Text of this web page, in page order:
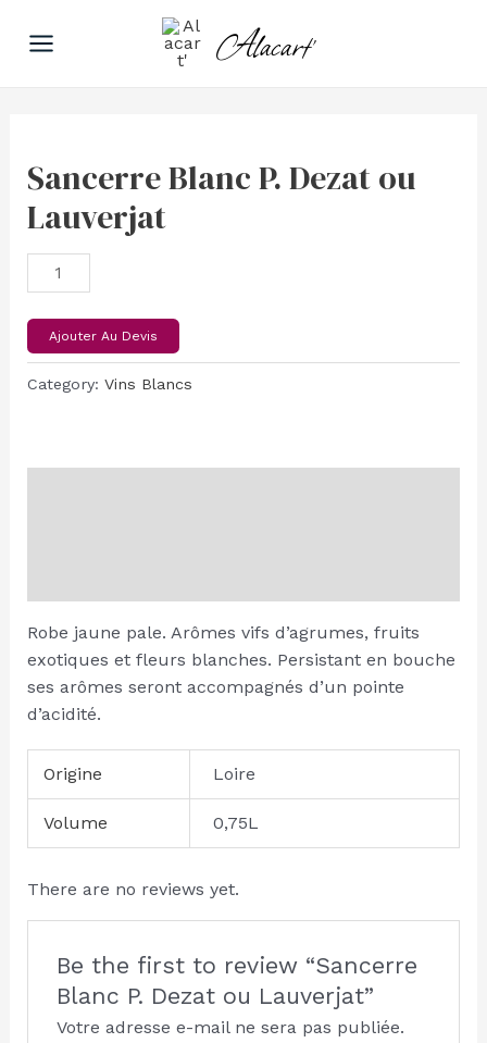
Alacart'
Sancerre Blanc P. Dezat ou
Lauverjat
Blanc
P.
Dezat
Lauverjat
quantity
Ajouter Au Devis
Category: Vins Blancs
Robe jaune pale. Arômes vifs d’agrumes, fruits
exotiques et fleurs blanches. Persistant en bouche
ses arômes seront accompagnés d’un pointe
d’acidité.
Origine Loire
Volume 0,75L
There are no reviews yet.
Be the first to review “Sancerre
Blanc P. Dezat ou Lauverjat”
Votre adresse e-mail ne sera pas publiée.